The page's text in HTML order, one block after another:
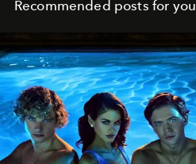
Recommended posts for you